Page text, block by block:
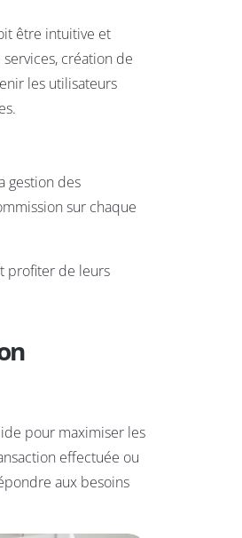
être intuitive et
création de
les utilisateurs
gestion des
sur chaque
profiter de leurs
pour maximiser les
effectuée ou
aux besoins